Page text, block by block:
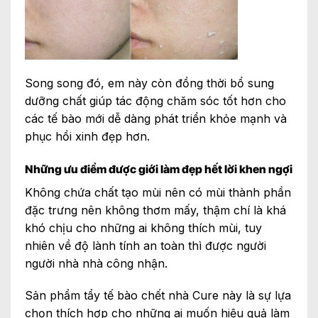
Song song đó, em này còn đồng thời bổ sung
dưỡng chất giúp tác động chăm sóc tốt hơn cho
các tế bào mới dễ dàng phát triển khỏe mạnh và
phục hồi xinh đẹp hơn.
Những ưu điểm được giới làm đẹp hết lời khen ngợi
Không chứa chất tạo mùi nên có mùi thành phần
đặc trưng nên không thơm mấy, thậm chí là khá
khó chịu cho những ai không thích mùi, tuy
nhiên về độ lành tính an toàn thì được người
người nhà nhà công nhận.
Sản phẩm tẩy tế bào chết nhà Cure này là sự lựa
chọn thích hợp cho những ai muốn hiệu quả làm